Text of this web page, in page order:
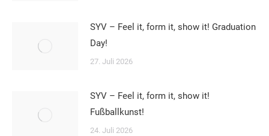
SYV – Feel it, form it, show it! Graduation
Day!
27. Juli 2026
SYV – Feel it, form it, show it!
Fußballkunst!
24. Juli 2026